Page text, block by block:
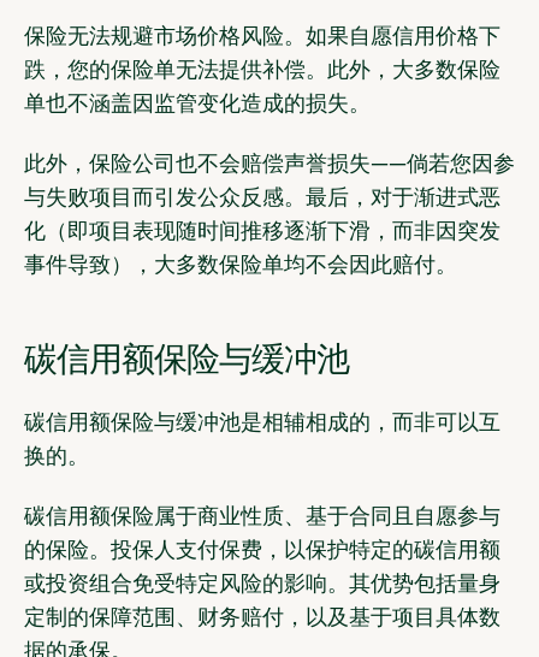
保险无法规避市场价格风险。如果自愿信用价格下
跌，您的保险单无法提供补偿。此外，大多数保险
单也不涵盖因监管变化造成的损失。
此外，保险公司也不会赔偿声誉损失——倘若您因参
与失败项目而引发公众反感。最后，对于渐进式恶
化（即项目表现随时间推移逐渐下滑，而非因突发
事件导致），大多数保险单均不会因此赔付。
碳信用额保险与缓冲池
碳信用额保险与缓冲池是相辅相成的，而非可以互
换的。
碳信用额保险属于商业性质、基于合同且自愿参与
的保险。投保人支付保费，以保护特定的碳信用额
或投资组合免受特定风险的影响。其优势包括量身
定制的保障范围、财务赔付，以及基于项目具体数
据的承保。